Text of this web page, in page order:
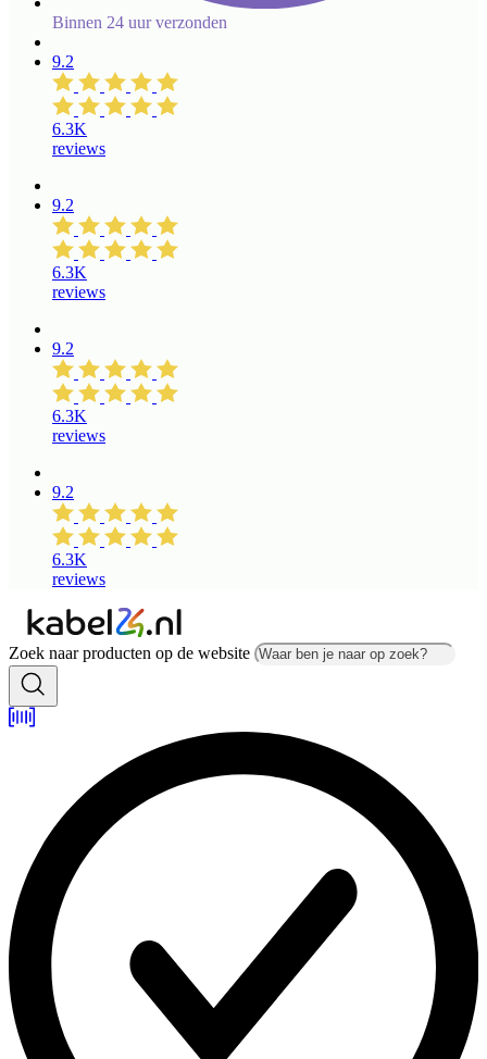
Binnen 24 uur verzonden
9.2
6.3K
reviews
9.2
6.3K
reviews
9.2
6.3K
reviews
9.2
6.3K
reviews
Zoek naar producten op de website